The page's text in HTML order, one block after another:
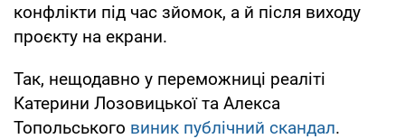
конфлікти під час зйомок, а й після виходу
проєкту на екрани.
Так, нещодавно у переможниці реаліті
Катерини Лозовицької та Алекса
Топольського виник публічний скандал.